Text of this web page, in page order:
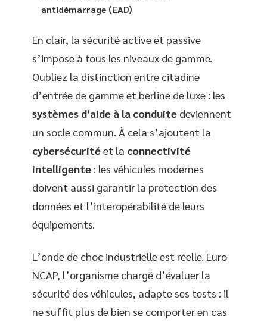
antidémarrage (EAD)
En clair, la sécurité active et passive
s’impose à tous les niveaux de gamme.
Oubliez la distinction entre citadine
d’entrée de gamme et berline de luxe : les
systèmes d’aide à la conduite deviennent
un socle commun. À cela s’ajoutent la
cybersécuritéet la connectivité
intelligente : les véhicules modernes
doivent aussi garantir la protection des
données et l’interopérabilité de leurs
équipements.
L’onde de choc industrielle est réelle. Euro
NCAP, l’organisme chargé d’évaluer la
sécurité des véhicules, adapte ses tests : il
ne suffit plus de bien se comporter en cas